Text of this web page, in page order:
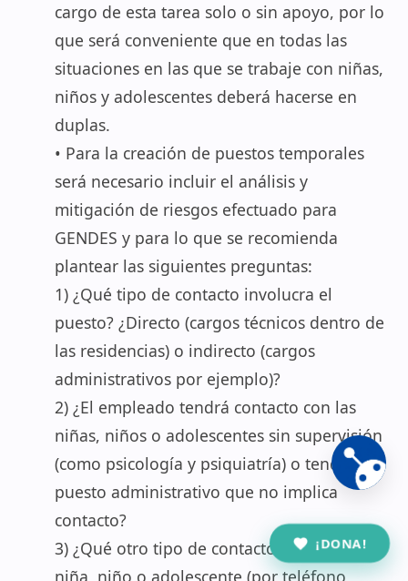
cargo de esta tarea solo o sin apoyo, por lo
que será conveniente que en todas las
situaciones en las que se trabaje con niñas,
niños y adolescentes deberá hacerse en
duplas.
• Para la creación de puestos temporales
será necesario incluir el análisis y
mitigación de riesgos efectuado para
GENDES y para lo que se recomienda
plantear las siguientes preguntas:
1) ¿Qué tipo de contacto involucra el
puesto? ¿Directo (cargos técnicos dentro de
las residencias) o indirecto (cargos
administrativos por ejemplo)?
2) ¿El empleado tendrá contacto con las
niñas, niños o adolescentes sin supervisión
(como psicología y psiquiatría) o tendrá un
puesto administrativo que no implica
contacto?
3) ¿Qué otro tipo de contacto tendrá con la
niña, niño o adolescente (por teléfono,
¡DONA!